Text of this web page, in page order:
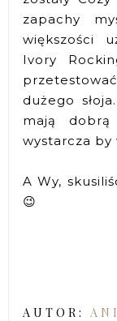
zapachy
większości
Ivory
dużego
mają
wystarcza by
A Wy,
😉
AUTOR: